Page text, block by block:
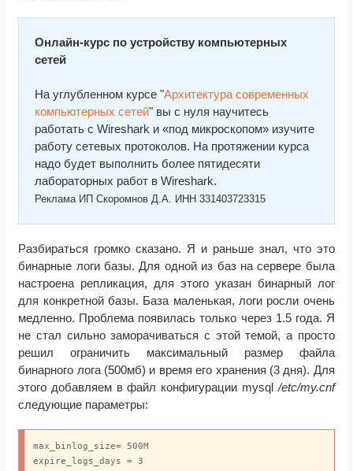
Онлайн-курс по устройству компьютерных
сетей
На углубленном курсе "Архитектура современных
компьютерных сетей" вы с нуля научитесь
работать с Wireshark и «под микроскопом» изучите
работу сетевых протоколов. На протяжении курса
надо будет выполнить более пятидесяти
лабораторных работ в Wireshark.
Реклама ИП Скоромнов Д.А. ИНН 331403723315
Разбираться громко сказано. Я и раньше знал, что это
бинарные логи базы. Для одной из баз на сервере была
настроена репликация, для этого указан бинарный лог
для конкретной базы. База маленькая, логи росли очень
медленно. Проблема появилась только через 1.5 года. Я
не стал сильно заморачиваться с этой темой, а просто
решил ограничить максимальный размер файла
бинарного лога (500мб) и время его хранения (3 дня). Для
этого добавляем в файл конфигурации mysql/etc/my.cnf
следующие параметры:
max_binlog_size= 500M
expire_logs_days = 3